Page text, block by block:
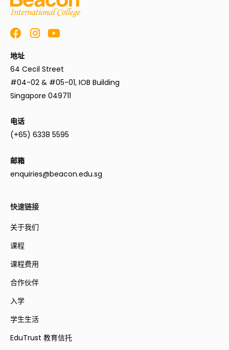
地址
64 Cecil Street
#04-02 & #05-01, IOB Building
Singapore 049711
电话
(+65) 6338 5595
邮箱
enquiries@beacon.edu.sg
快速链接
关于我们
课程
课程费用
合作伙伴
入学
学生生活
EduTrust 教育信托